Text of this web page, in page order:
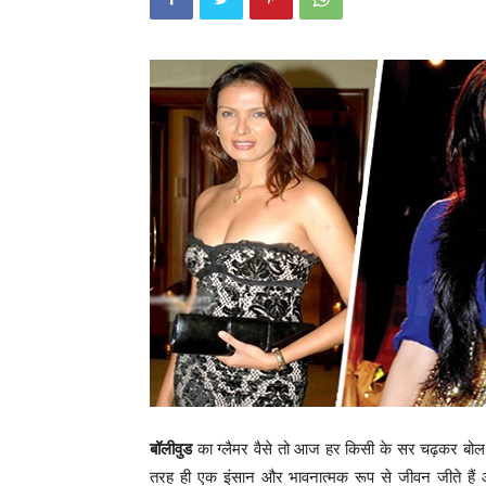
बॉलीवुडका ग्लैमर वैसे तो आज हर किसी के सर चढ़कर बोल
तरह ही एक इंसान और भावनात्मक रूप से जीवन जीते